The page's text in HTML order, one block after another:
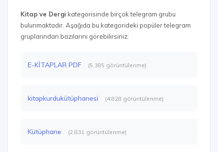
Kitap ve Dergi kategorisinde birçok telegram grubu
bulunmaktadır. Aşağıda bu kategorideki popüler telegram
gruplarından bazılarını görebilirsiniz:
E-KİTAPLAR PDF (5.385 görüntülenme)
kitapkurdukütüphanesi (4.828 görüntülenme)
Kütüphane (2.831 görüntülenme)